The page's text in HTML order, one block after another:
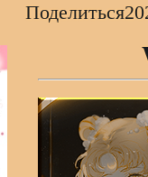
Поделиться